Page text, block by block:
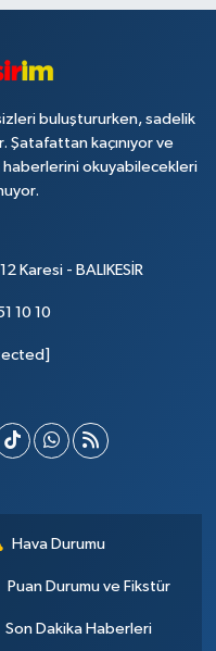
buluştururken, sadelik
kaçınıyor ve
haberlerini okuyabilecekleri
Karesi - BALIKESİR
10 10
Hava Durumu
Puan Durumu ve Fikstür
Son Dakika Haberleri